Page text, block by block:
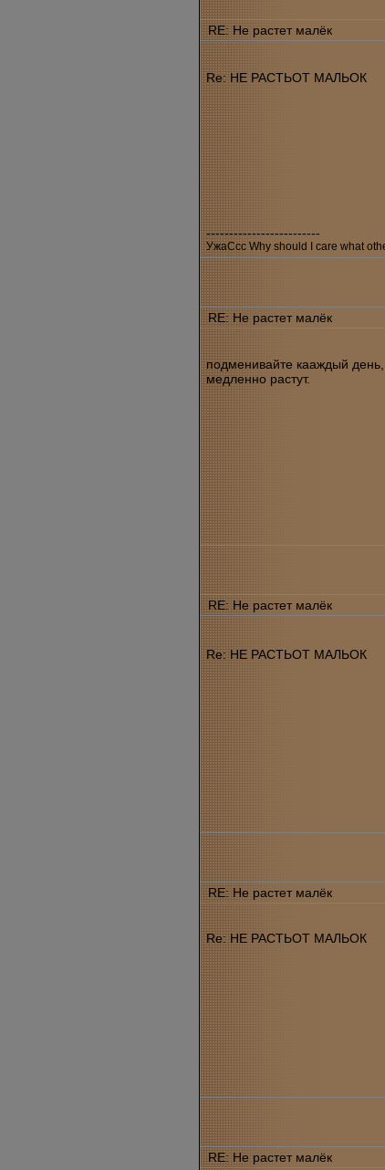
RE: Не растет малёк
Re: НЕ РАСТЬОТ МАЛЬОК
-------------------------
УжаСсс Why should I care what
RE: Не растет малёк
подменивайте кааждый
медленно растут.
RE: Не растет малёк
Re: НЕ РАСТЬОТ МАЛЬОК
RE: Не растет малёк
Re: НЕ РАСТЬОТ МАЛЬОК
RE: Не растет малёк